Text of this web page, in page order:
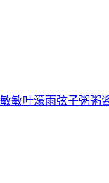
敏敏叶濛雨弦子粥粥